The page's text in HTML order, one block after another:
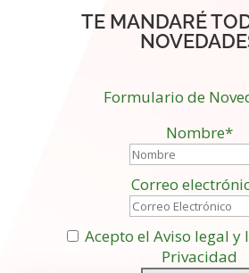
TE MANDARÉ
Formulario de
Nombre*
Correo
Acepto el Aviso legal y
Privacidad